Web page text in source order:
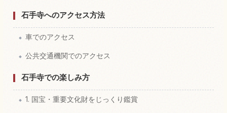
石手寺へのアクセス方法
車でのアクセス
公共交通機関でのアクセス
石手寺での楽しみ方
1. 国宝・重要文化財をじっくり鑑賞